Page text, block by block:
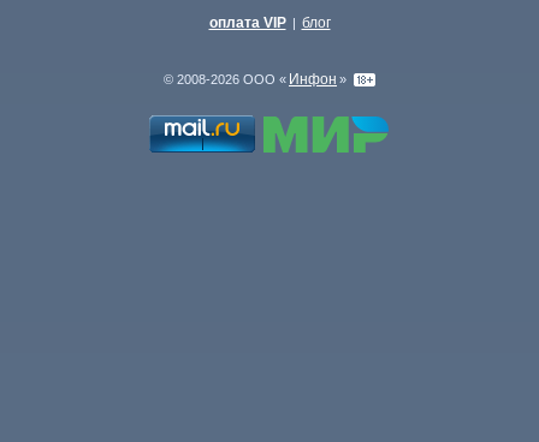
оплата VIP | блог
© 2008-2026 ООО « Инфон »